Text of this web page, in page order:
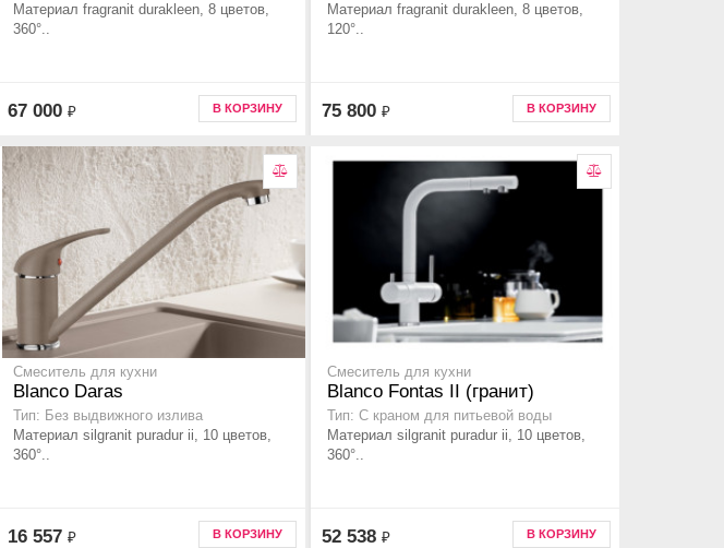
Материал fragranit durakleen, 8 цветов,
360°..
67 000 ₽ В КОРЗИНУ
Материал fragranit durakleen, 8 цветов,
120°..
75 800 ₽ В КОРЗИНУ
Смеситель для кухни
Blanco Daras
Тип: Без выдвижного излива
Материал silgranit puradur ii, 10 цветов,
360°..
16 557 ₽ В КОРЗИНУ
Смеситель для кухни
Blanco Fontas II (гранит)
Тип: С краном для питьевой воды
Материал silgranit puradur ii, 10 цветов,
360°..
52 538 ₽ В КОРЗИНУ